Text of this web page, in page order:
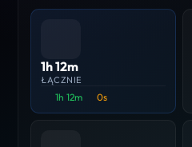
1h 12m
ŁĄCZNIE
1h 12m 0s